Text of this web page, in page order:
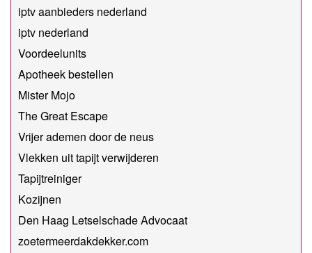
iptv aanbieders nederland
iptv nederland
Voordeelunits
Apotheek bestellen
Mister Mojo
The Great Escape
Vrijer ademen door de neus
Vlekken uit tapijt verwijderen
Tapijtreiniger
Kozijnen
Den Haag Letselschade Advocaat
zoetermeerdakdekker.com